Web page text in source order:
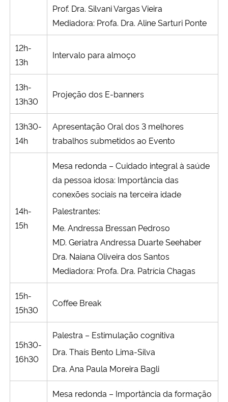
Prof. Dra. Silvani Vargas Vieira
Mediadora: Profa. Dra. Aline Sarturi Ponte
12h-
13h
Intervalo para almoço
13h-
13h30
Projeção dos E-banners
13h30-
14h
Apresentação Oral dos 3 melhores
trabalhos submetidos ao Evento
14h-
15h
Mesa redonda – Cuidado integral à saúde
da pessoa idosa: Importância das
conexões sociais na terceira idade
Palestrantes:
Me. Andressa Bressan Pedroso
MD. Geriatra Andressa Duarte Seehaber
Dra. Naiana Oliveira dos Santos
Mediadora: Profa. Dra. Patrícia Chagas
15h-
15h30
Coffee Break
15h30-
16h30
Palestra – Estimulação cognitiva
Dra. Thaís Bento Lima-Silva
Dra. Ana Paula Moreira Bagli
Mesa redonda – Importância da formação